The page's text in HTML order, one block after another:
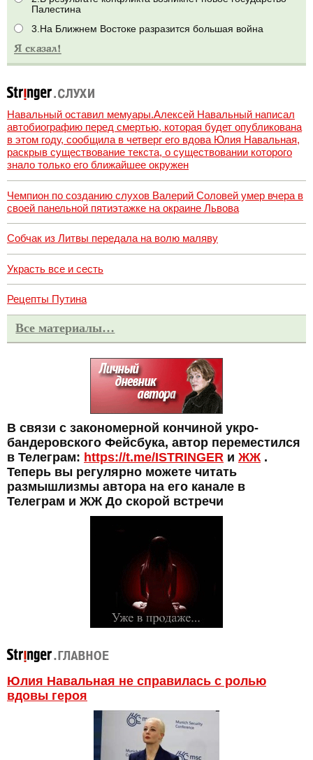
Палестина
3.На Ближнем Востоке разразится большая война
Навальный оставил мемуары.Алексей Навальный написал
автобиографию перед смертью, которая будет опубликована
в этом году, сообщила в четверг его вдова Юлия Навальная,
раскрыв существование текста, о существовании которого
знало только его ближайшее окружен
Чемпион по созданию слухов Валерий Соловей умер вчера в
своей панельной пятиэтажке на окраине Львова
Собчак из Литвы передала на волю маляву
Украсть все и сесть
Рецепты Путина
Все материалы…
В связи с закономерной кончиной укро-
бандеровского Фейсбука, автор переместился
в Телеграм: https://t.me/ISTRINGER и ЖЖ .
Теперь вы регулярно можете читать
размышлизмы автора на его канале в
Телеграм и ЖЖ До скорой встречи
Юлия Навальная не справилась с ролью
вдовы героя